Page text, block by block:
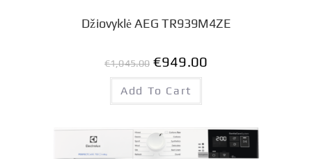
Džiovyklė AEG TR939M4ZE
€1,045.00 €949.00
Add To Cart